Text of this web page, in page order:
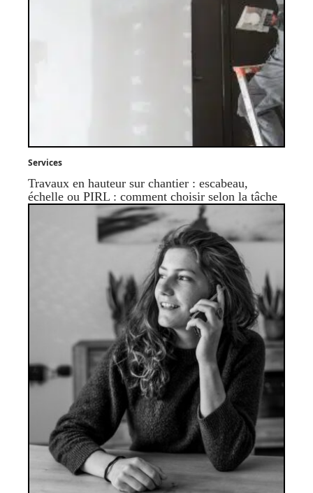
Services
Travaux en hauteur sur chantier : escabeau,
échelle ou PIRL : comment choisir selon la tâche